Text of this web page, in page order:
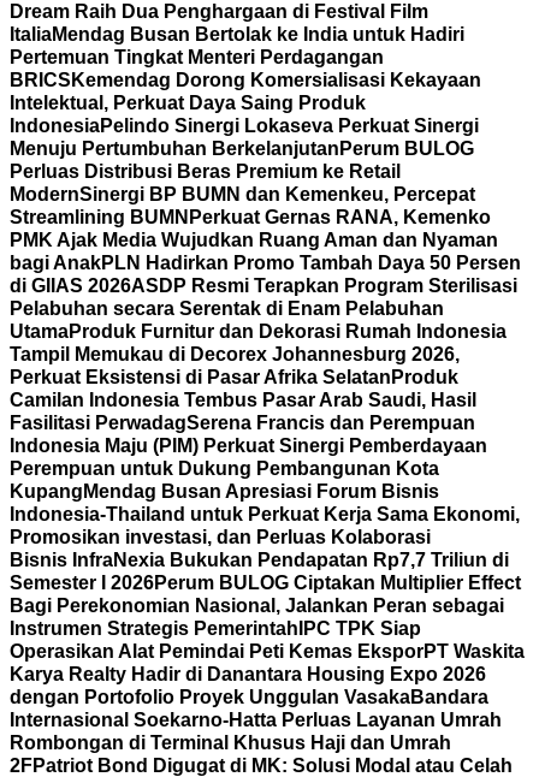
Dream Raih Dua Penghargaan di Festival Film
ItaliaMendag Busan Bertolak ke India untuk Hadiri
Pertemuan Tingkat Menteri Perdagangan
BRICS Kemendag Dorong Komersialisasi Kekayaan
Intelektual, Perkuat Daya Saing Produk
IndonesiaPelindo Sinergi Lokaseva Perkuat Sinergi
Menuju Pertumbuhan Berkelanjutan Perum BULOG
Perluas Distribusi Beras Premium ke Retail
ModernSinergi BP BUMN dan Kemenkeu, Percepat
Streamlining BUMN Perkuat Gernas RANA, Kemenko
PMK Ajak Media Wujudkan Ruang Aman dan Nyaman
bagi AnakPLN Hadirkan Promo Tambah Daya 50 Persen
di GIIAS 2026ASDP Resmi Terapkan Program Sterilisasi
Pelabuhan secara Serentak di Enam Pelabuhan
UtamaProduk Furnitur dan Dekorasi Rumah Indonesia
Tampil Memukau di Decorex Johannesburg 2026,
Perkuat Eksistensi di Pasar Afrika Selatan Produk
Camilan Indonesia Tembus Pasar Arab Saudi, Hasil
Fasilitasi PerwadagSerena Francis dan Perempuan
Indonesia Maju (PIM) Perkuat Sinergi Pemberdayaan
Perempuan untuk Dukung Pembangunan Kota
Kupang Mendag Busan Apresiasi Forum Bisnis
Indonesia-Thailand untuk Perkuat Kerja Sama Ekonomi,
Promosikan investasi, dan Perluas Kolaborasi
Bisnis InfraNexia Bukukan Pendapatan Rp7,7 Triliun di
Semester I 2026Perum BULOG Ciptakan Multiplier Effect
Bagi Perekonomian Nasional, Jalankan Peran sebagai
Instrumen Strategis Pemerintah IPC TPK Siap
Operasikan Alat Pemindai Peti Kemas EksporPT Waskita
Karya Realty Hadir di Danantara Housing Expo 2026
dengan Portofolio Proyek Unggulan VasakaBandara
Internasional Soekarno-Hatta Perluas Layanan Umrah
Rombongan di Terminal Khusus Haji dan Umrah
2FPatriot Bond Digugat di MK: Solusi Modal atau Celah